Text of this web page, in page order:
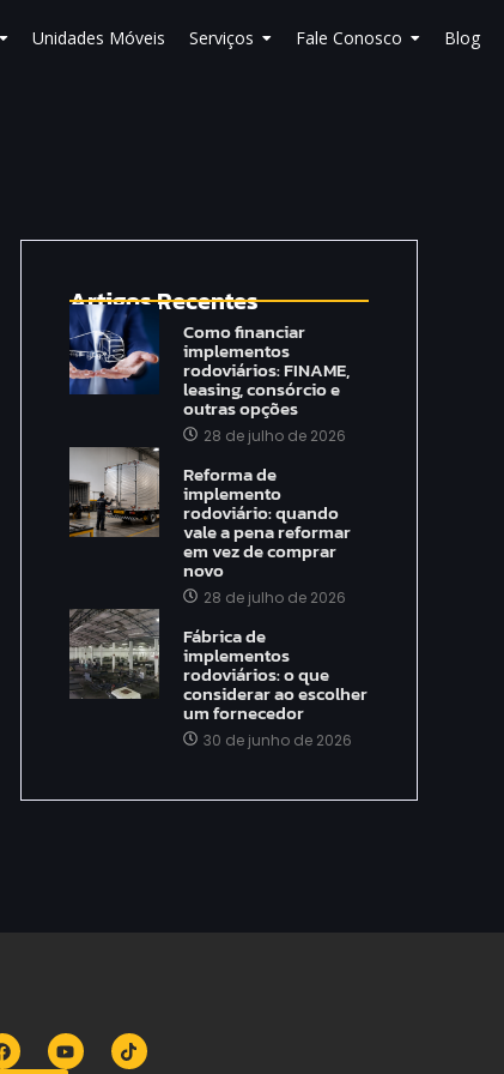
Unidades Móveis Serviços Fale Conosco Blog
Artigos Recentes
Como financiar
implementos
rodoviários: FINAME,
leasing, consórcio e
outras opções
28 de julho de 2026
Reforma de
implemento
rodoviário: quando
vale a pena reformar
em vez de comprar
novo
28 de julho de 2026
Fábrica de
implementos
rodoviários: o que
considerar ao escolher
um fornecedor
30 de junho de 2026